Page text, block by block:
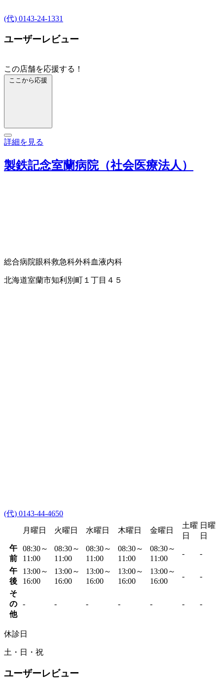
(代) 0143-24-1331
ユーザーレビュー
この店舗を応援する！
ここから応援
詳細を見る
製鉄記念室蘭病院（社会医療法人）
総合病院眼科救急科外科血液内科
北海道室蘭市知利別町１丁目４５
(代) 0143-44-4650
月曜日
火曜日 水曜日 木曜日 金曜日
土曜
日
日曜
日
午
前
08:30～
11:00
08:30～
11:00
08:30～
11:00
08:30～
11:00
08:30～
11:00
- -
午
後
13:00～
16:00
13:00～
16:00
13:00～
16:00
13:00～
16:00
13:00～
16:00
- -
そ
の
他
- - - - - - -
休診日
土・日・祝
ユーザーレビュー